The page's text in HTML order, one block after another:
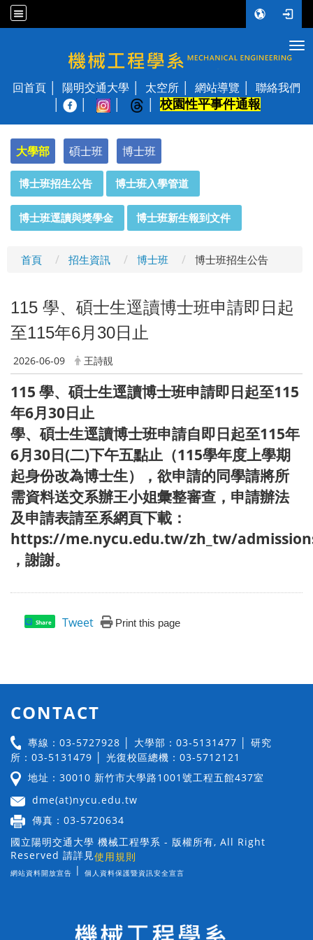
國立陽明交通大學 機械工程學系
回首頁 陽明交通大學 太空所 網站導覽
聯絡我們
校園性平事件通報
大學部 碩士班
博士班
博士班招生公告 博士班入學管道
博士班逕讀與獎學金 博士班新生報到文件
首頁 招生資訊 博士班 博士班招生公告
115 學、碩士生逕讀博士班申請即日起
至115年6月30日止
2026-06-09 王詩靚
115 學、碩士生逕讀博士班申請即日起至115
年6月30日止
學、碩士生逕讀博士班申請自即日起至115年
6月30日(二)下午五點止（115學年度上學期
起身份改為博士生），欲申請的同學請將所
需資料送交系辦王小姐彙整審查，申請辦法
及申請表請至系網頁下載：
https://me.nycu.edu.tw/zh_tw/
，謝謝。
Share Tweet Print this page
CONTACT
專線：03-5727928 │ 大學部：03-5131477 │ 研究
所：03-5131479 │ 光復校區總機：03-5712121
地址：30010 新竹市大學路1001號工程五館437室
dme(at)nycu.edu.tw
傳真：03-5720634
國立陽明交通大學 機械工程學系 - 版權所有, All Right
Reserved 請詳見使用規則
網站資料開放宣告 | 個人資料保護暨資訊安全宣言